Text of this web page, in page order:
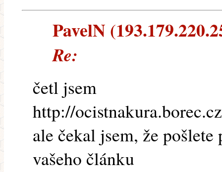
PavelN
Re:
četl jsem
http://
ale čekal jsem, že
vašeho článku